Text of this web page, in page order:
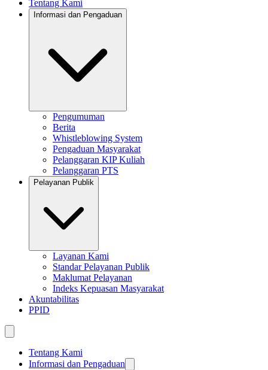
Tentang Kami
Informasi dan Pengaduan
Pengumuman
Berita
Whistleblowing System
Pengaduan Masyarakat
Pelanggaran KIP Kuliah
Pelanggaran PTS
Pelayanan Publik
Layanan Kami
Standar Pelayanan Publik
Maklumat Pelayanan
Indeks Kepuasan Masyarakat
Akuntabilitas
PPID
Tentang Kami
Informasi dan Pengaduan